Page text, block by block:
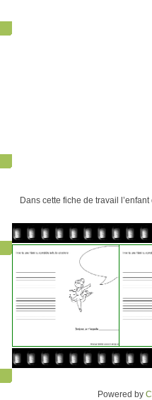
Dans cette fiche de travail
Powered by